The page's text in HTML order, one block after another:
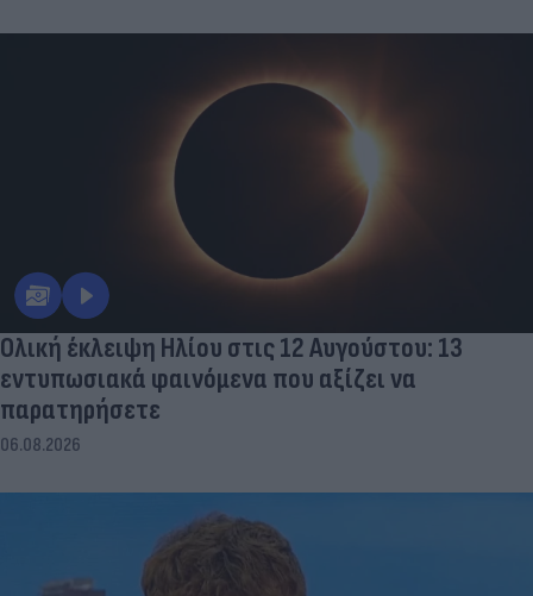
Ολική έκλειψη Ηλίου στις 12 Αυγούστου: 13
εντυπωσιακά φαινόμενα που αξίζει να
παρατηρήσετε
06.08.2026